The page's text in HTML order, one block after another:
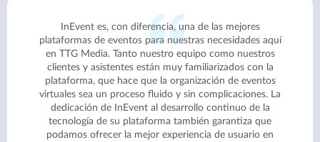
InEvent es, con diferencia, una de las mejores
plataformas de eventos para nuestras necesidades aquí
en TTG Media. Tanto nuestro equipo como nuestros
clientes y asistentes están muy familiarizados con la
plataforma, que hace que la organización de eventos
virtuales sea un proceso fluido y sin complicaciones. La
dedicación de InEvent al desarrollo continuo de la
tecnología de su plataforma también garantiza que
podamos ofrecer la mejor experiencia de usuario en